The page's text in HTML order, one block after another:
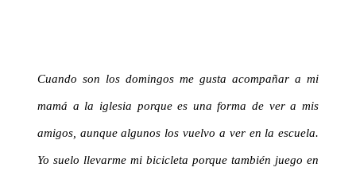
Cuando son los domingos me gusta acompañar a mi
mamá a la iglesia porque es una forma de ver a mis
amigos, aunque algunos los vuelvo a ver en la escuela.
Yo suelo llevarme mi bicicleta porque también juego en